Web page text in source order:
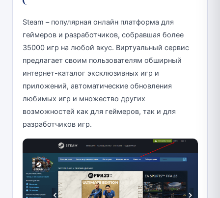
Steam – популярная онлайн платформа для
геймеров и разработчиков, собравшая более
35000 игр на любой вкус. Виртуальный сервис
предлагает своим пользователям обширный
интернет-каталог эксклюзивных игр и
приложений, автоматические обновления
любимых игр и множество других
возможностей как для геймеров, так и для
разработчиков игр.